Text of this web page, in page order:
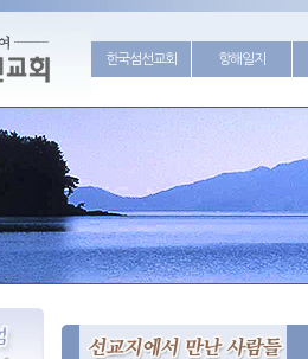
한국섬선교회 항해일지